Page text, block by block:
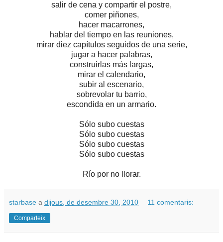
salir de cena y compartir el postre,
comer piñones,
hacer macarrones,
hablar del tiempo en las reuniones,
mirar diez capítulos seguidos de una serie,
jugar a hacer palabras,
construirlas más largas,
mirar el calendario,
subir al escenario,
sobrevolar tu barrio,
escondida en un armario.
Sólo subo cuestas
Sólo subo cuestas
Sólo subo cuestas
Sólo subo cuestas
Río por no llorar.
starbase a dijous, de desembre 30, 2010 11 comentaris:
Comparteix